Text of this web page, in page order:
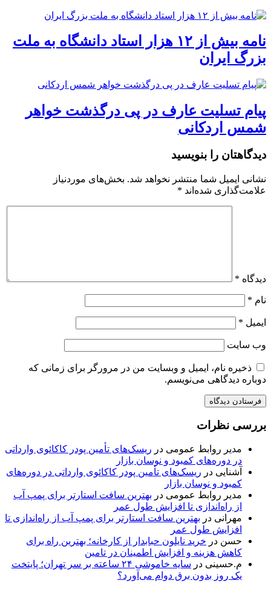
نامه بیش از ۱۲ هزار استاد دانشگاه به ملت
بزرگ ایران
پیام تسلیت عارف در پی درگذشت خواهر
شمس اردکانی
دیدگاهتان را بنویسید
نشانی ایمیل شما منتشر نخواهد شد. بخش‌های موردنیاز
علامت‌گذاری شده‌اند *
دیدگاه *
نام *
ایمیل *
وب‌ سایت
ذخیره نام، ایمیل و وبسایت من در مرورگر برای زمانی که
دوباره دیدگاهی می‌نویسم.
بررسی نظرات
مدیر روابط عمومی در ریسک‌های تأمین پودر کاکائوی وارداتی
در دوره‌های کمبود و نوسان بازار
آشنایی در ریسک‌های تأمین پودر کاکائوی وارداتی در دوره‌های
کمبود و نوسان بازار
مدیر روابط عمومی در بهترین سافت استارتر برای پمپ آب
از راه‌اندازی تا افزایش طول عمر
مهرانی در بهترین سافت استارتر برای پمپ آب از راه‌اندازی تا
افزایش طول عمر
حسن در خرید نایلون حبابدار از کارخانه؛ بهترین راه برای
کاهش هزینه و افزایش اطمینان در تامین
م.حسینی در
سایه خاموشی ۲۴ ساعته بر سر تهران؛ پایتخت
یک روز بدون برق دوام می‌آورد؟